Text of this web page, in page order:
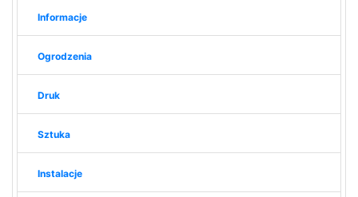
Informacje
Ogrodzenia
Druk
Sztuka
Instalacje